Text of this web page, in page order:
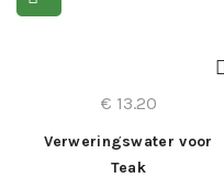
€ 13.20
Verweringswater voor
Teak